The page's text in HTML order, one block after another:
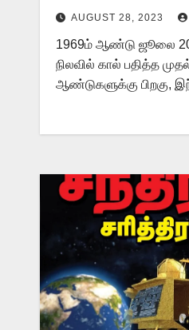
AUGUST 28, 2023
1969ம் ஆண்டு ஜூலை
நிலவில் கால் பதித்த
ஆண்டுகளுக்கு பிறகு,